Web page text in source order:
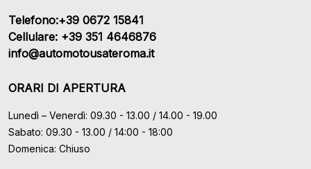
Telefono:+39 0672 15841
Cellulare: +39 351 4646876
info@automotousateroma.it
ORARI DI APERTURA
Lunedì – Venerdì: 09.30 - 13.00 / 14.00 - 19.00
Sabato: 09.30 - 13.00 / 14:00 - 18:00
Domenica: Chiuso